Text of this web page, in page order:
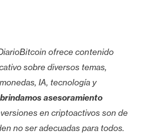
ofrece contenido
sobre diversos temas,
IA, tecnología y
asesoramiento
en criptoactivos son de
no ser adecuadas para todos.